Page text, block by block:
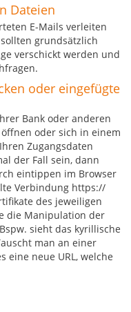
Dateien
E-Mails verleiten
grundsätzlich
verschickt werden und
oder eingefügte
Bank oder anderen
oder sich in einem
Zugangsdaten
der Fall sein, dann
eintippen im Browser
Verbindung https://
des jeweiligen
die Manipulation der
sieht das kyrillische
man an einer
eine neue URL, welche